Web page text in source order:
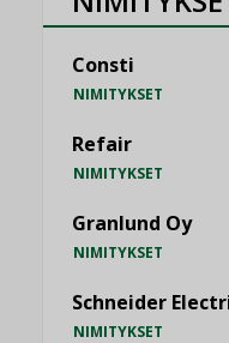
Consti
NIMITYKSET
Refair
NIMITYKSET
Granlund Oy
NIMITYKSET
Schneider
NIMITYKSET